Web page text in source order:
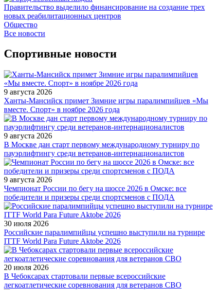
Правительство выделило финансирование на создание трех
новых реабилитационных центров
Общество
Все новости
Спортивные новости
9 августа 2026
Ханты-Мансийск примет Зимние игры паралимпийцев «Мы
вместе. Спорт» в ноябре 2026 года
9 августа 2026
В Москве дан старт первому международному турниру по
пауэрлифтингу среди ветеранов-интернационалистов
9 августа 2026
Чемпионат России по бегу на шоссе 2026 в Омске: все
победители и призеры среди спортсменов с ПОДА
30 июля 2026
Российские паралимпийцы успешно выступили на турнире
ITTF World Para Future Aktobe 2026
20 июля 2026
В Чебоксарах стартовали первые всероссийские
легкоатлетические соревнования для ветеранов СВО